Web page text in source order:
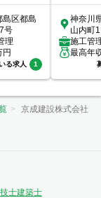
島区都島
号
理
円
る求人 1
神奈川
山内町
室
施工管
最高年
京成建設株式会社
士建築士